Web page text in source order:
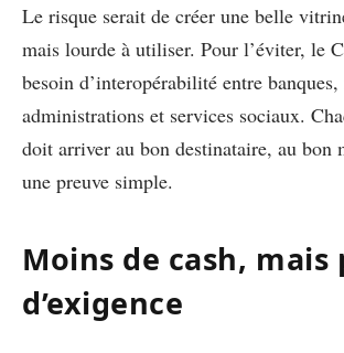
Le risque serait de créer une belle
mais lourde à utiliser. Pour l’éviter, le
besoin d’interopérabilité entre
administrations et services sociaux.
doit arriver au bon destinataire, au bon
une preuve simple.
Moins de cash, mais
d’exigence